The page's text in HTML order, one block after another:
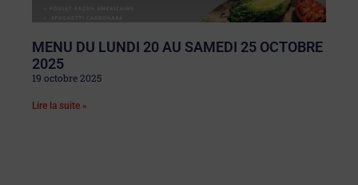
MENU DU LUNDI 20 AU SAMEDI 25 OCTOBRE
2025
19 octobre 2025
Lire la suite »